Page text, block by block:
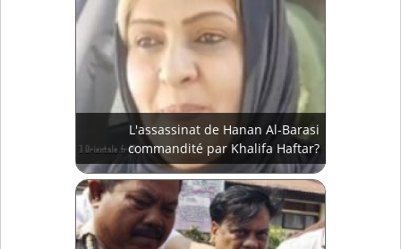
L'assassinat de Hanan Al-Barasi
commandité par Khalifa Haftar?